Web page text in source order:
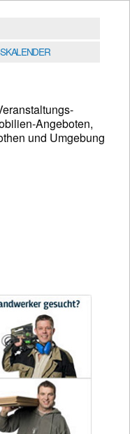
Angeboten,
und Umgebung